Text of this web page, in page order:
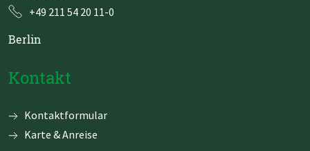
+49 211 54 20 11-0
Berlin
Kontakt
Navigation
Kontaktformular
Karte & Anreise